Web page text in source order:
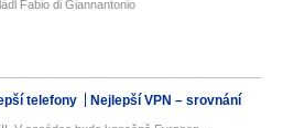
Fabio di Giannantonio
telefony Nejlepší VPN – srovnání